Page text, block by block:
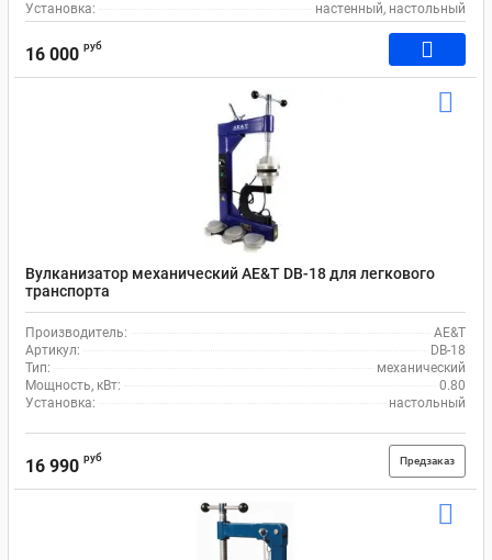
Установка:
настенный, настольный
16 000 руб
Вулканизатор механический AE&T DB-18 для легкового
транспорта
Производитель:
AE&T
Артикул:
DB-18
Тип:
механический
Мощность, кВт:
0.80
Установка:
настольный
16 990 руб Предзаказ